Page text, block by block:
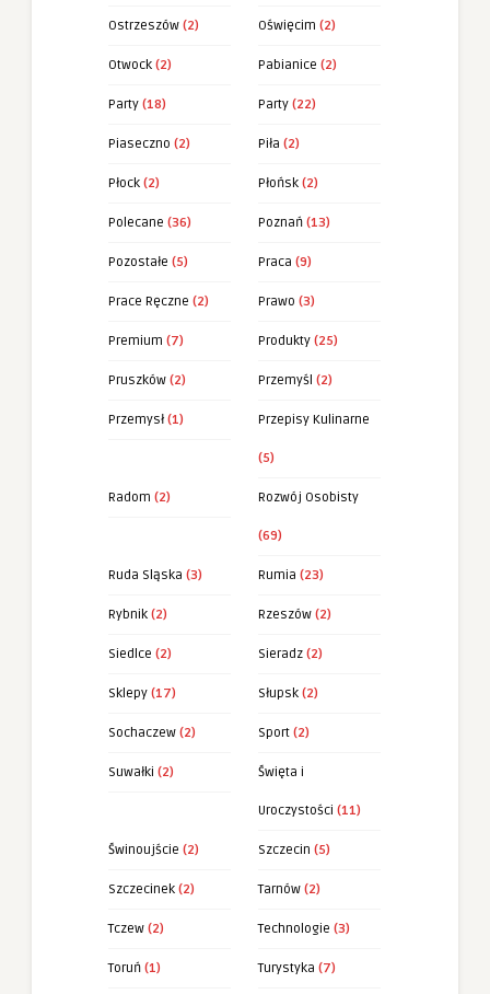
Ostrzeszów (2) Oświęcim (2)
Otwock (2) Pabianice (2)
Party (18) Party (22)
Piaseczno (2) Piła (2)
Płock (2) Płońsk (2)
Polecane (36) Poznań (13)
Pozostałe (5) Praca (9)
Prace Ręczne (2) Prawo (3)
Premium (7) Produkty (25)
Pruszków (2) Przemyśl (2)
Przemysł (1) Przepisy Kulinarne
(5)
Radom (2) Rozwój Osobisty
(69)
Ruda Sląska (3) Rumia (23)
Rybnik (2) Rzeszów (2)
Siedlce (2) Sieradz (2)
Sklepy (17) Słupsk (2)
Sochaczew (2) Sport (2)
Suwałki (2) Święta i
Uroczystości (11)
Świnoujście (2) Szczecin (5)
Szczecinek (2) Tarnów (2)
Tczew (2) Technologie (3)
Toruń (1) Turystyka (7)